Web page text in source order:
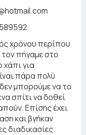
χρόνου περίπου
πήγαμε στο
χάπι για
πάρα πολύ
μπορούμε να το
σπίτι να δοθεί
Επίσης έχει
και βγήκαν
διαδικασίες.